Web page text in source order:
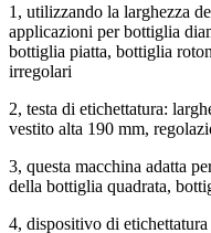
1, utilizzando la larghezza
applicazioni per bottiglia
bottiglia piatta, bottiglia
irregolari
2, testa di etichettatura:
vestito alta 190 mm,
3, questa macchina adatta
della bottiglia quadrata,
4, dispositivo di